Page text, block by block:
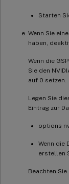
Starten
Wenn Sie
haben,
Wenn die
Sie den
auf 0 setzen.
Legen Sie
Eintrag zur
options
Wenn die
erstellen
Beachten